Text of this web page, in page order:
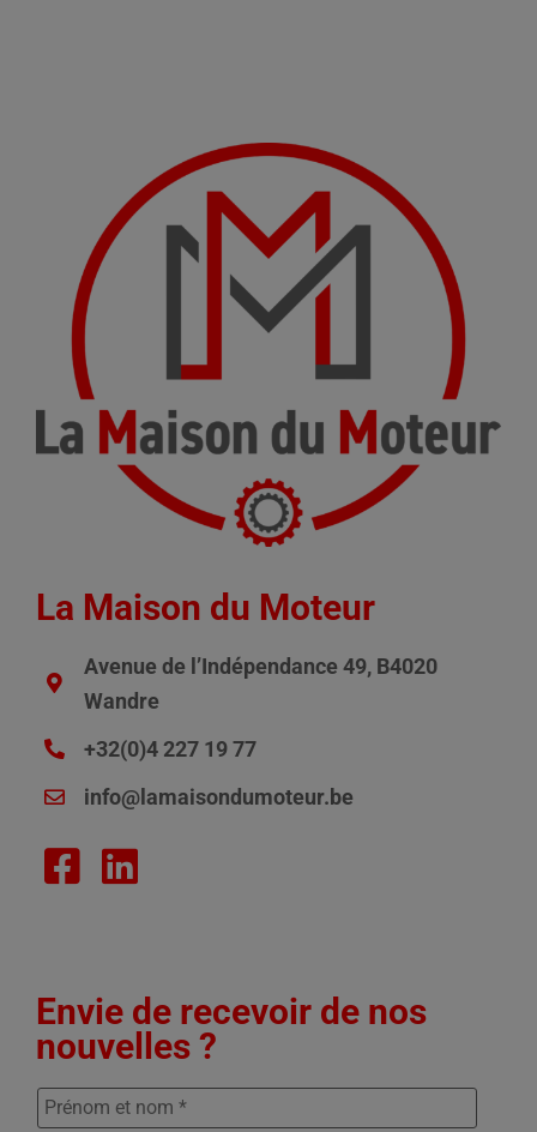
La Maison du Moteur
Avenue de l’Indépendance 49, B4020
Wandre
+32(0)4 227 19 77
info@lamaisondumoteur.be
Envie de recevoir de nos
nouvelles ?